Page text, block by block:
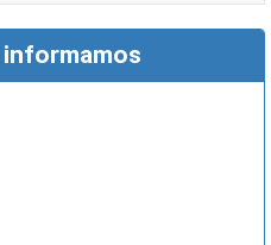
informamos